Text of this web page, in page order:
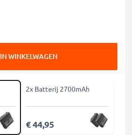
IN WINKELWAGEN
2x Batterij 2700mAh
€ 44,95